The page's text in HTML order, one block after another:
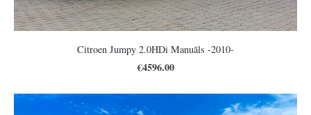
Citroen Jumpy 2.0HDi Manuāls -2010-
€4596.00